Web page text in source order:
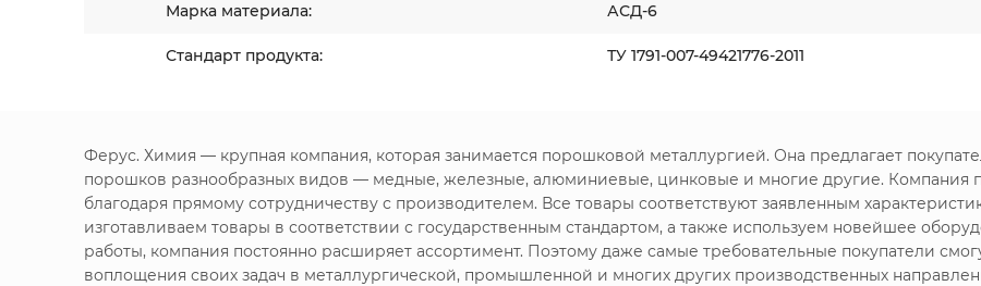
Марка материала: АСД-6
Стандарт продукта: ТУ 1791-007-49421776-2011
Ферус. Химия — крупная компания, которая занимается порошковой металлургией. Она предлагает
порошков разнообразных видов — медные, железные, алюминиевые, цинковые и многие другие. Компания
благодаря прямому сотрудничеству с производителем. Все товары соответствуют заявленным
изготавливаем товары в соответствии с государственным стандартом, а также используем новейшее
работы, компания постоянно расширяет ассортимент. Поэтому даже самые требовательные покупатели
воплощения своих задач в металлургической, промышленной и многих других производственных